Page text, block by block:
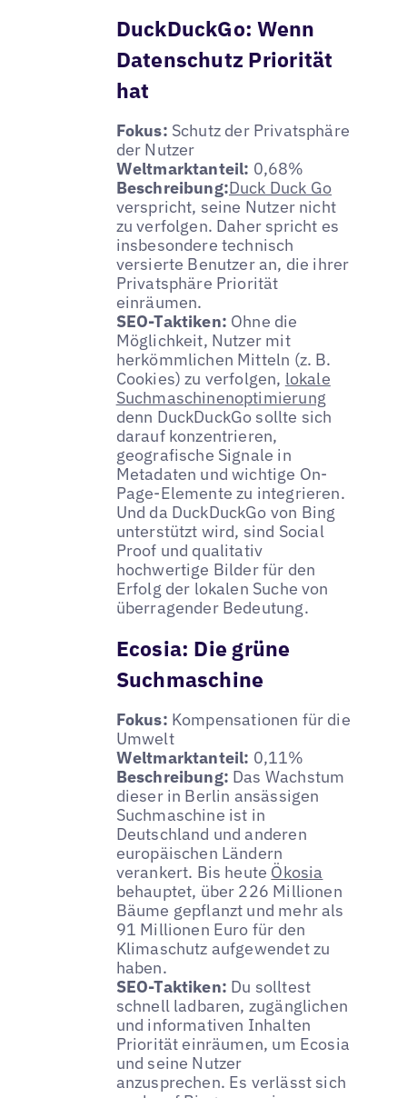
DuckDuckGo: Wenn
Datenschutz Priorität
hat
Fokus: Schutz der Privatsphäre
der Nutzer
Weltmarktanteil: 0,68%
Beschreibung:Duck Duck Go
verspricht, seine Nutzer nicht
zu verfolgen. Daher spricht es
insbesondere technisch
versierte Benutzer an, die ihrer
Privatsphäre Priorität
einräumen.
SEO-Taktiken: Ohne die
Möglichkeit, Nutzer mit
herkömmlichen Mitteln (z. B.
Cookies) zu verfolgen, lokale
Suchmaschinenoptimierung
denn DuckDuckGo sollte sich
darauf konzentrieren,
geografische Signale in
Metadaten und wichtige On-
Page-Elemente zu integrieren.
Und da DuckDuckGo von Bing
unterstützt wird, sind Social
Proof und qualitativ
hochwertige Bilder für den
Erfolg der lokalen Suche von
überragender Bedeutung.
Ecosia: Die grüne
Suchmaschine
Fokus: Kompensationen für die
Umwelt
Weltmarktanteil: 0,11%
Beschreibung: Das Wachstum
dieser in Berlin ansässigen
Suchmaschine ist in
Deutschland und anderen
europäischen Ländern
verankert. Bis heute Ökosia
behauptet, über 226 Millionen
Bäume gepflanzt und mehr als
91 Millionen Euro für den
Klimaschutz aufgewendet zu
haben.
SEO-Taktiken: Du solltest
schnell ladbaren, zugänglichen
und informativen Inhalten
Priorität einräumen, um Ecosia
und seine Nutzer
anzusprechen. Es verlässt sich